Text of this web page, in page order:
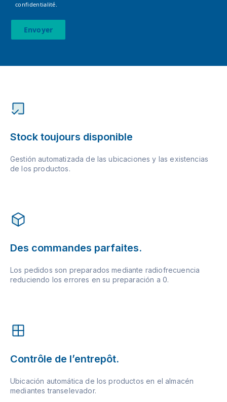
confidentialité.
Envoyer
Stock toujours disponible
Gestión automatizada de las ubicaciones y las existencias
de los productos.
Des commandes parfaites.
Los pedidos son preparados mediante radiofrecuencia
reduciendo los errores en su preparación a 0.
Contrôle de l’entrepôt.
Ubicación automática de los productos en el almacén
mediantes transelevador.